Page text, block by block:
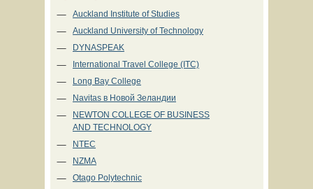
Auckland Institute of Studies
Auckland University of Technology
DYNASPEAK
International Travel College (ITC)
Long Bay College
Navitas в Новой Зеландии
NEWTON COLLEGE OF BUSINESS
AND TECHNOLOGY
NTEC
NZMA
Otago Polytechnic